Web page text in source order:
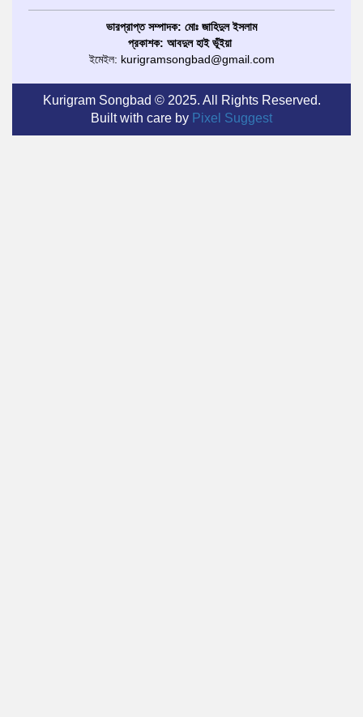
ভারপ্রাপ্ত সম্পাদক: মোঃ জাহিদুল ইসলাম
প্রকাশক: আবদুল হাই ভূঁইয়া
ইমেইল: kurigramsongbad@gmail.com
Kurigram Songbad © 2025. All Rights Reserved.
Built with care by Pixel Suggest